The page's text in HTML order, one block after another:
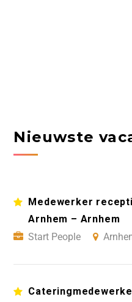
Nieuwste
Medewerker
Arnhem – Arnhem
Start People